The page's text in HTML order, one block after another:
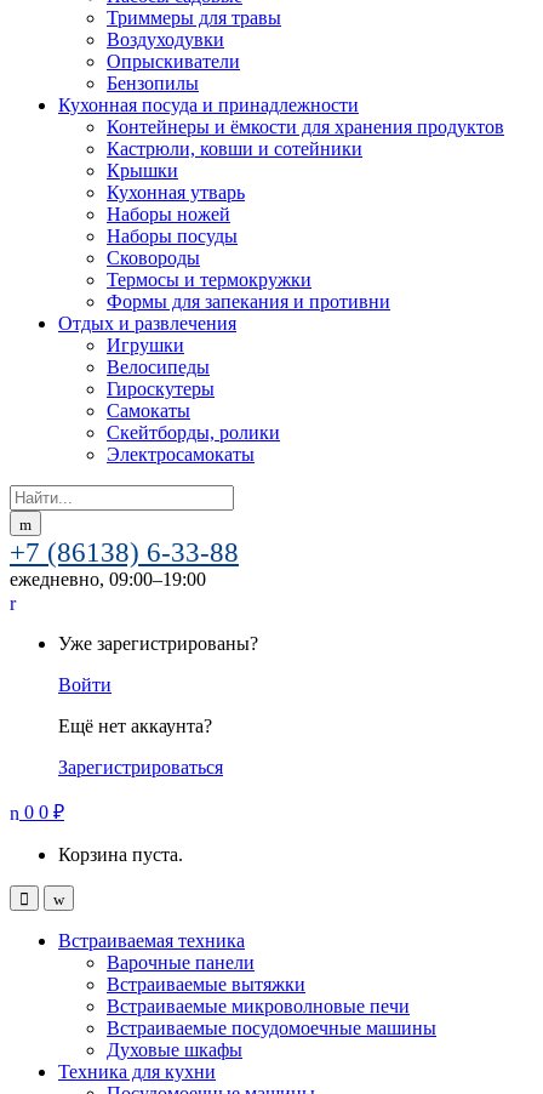
Триммеры для травы
Воздуходувки
Опрыскиватели
Бензопилы
Кухонная посуда и принадлежности
Контейнеры и ёмкости для хранения продуктов
Кастрюли, ковши и сотейники
Крышки
Кухонная утварь
Наборы ножей
Наборы посуды
Сковороды
Термосы и термокружки
Формы для запекания и противни
Отдых и развлечения
Игрушки
Велосипеды
Гироскутеры
Самокаты
Скейтборды, ролики
Электросамокаты
Search
for:
+7 (86138) 6-33-88
ежедневно, 09:00–19:00
Уже зарегистрированы?
Войти
Ещё нет аккаунта?
Зарегистрироваться
0 0 ₽
Корзина пуста.
Встраиваемая техника
Варочные панели
Встраиваемые вытяжки
Встраиваемые микроволновые печи
Встраиваемые посудомоечные машины
Духовые шкафы
Техника для кухни